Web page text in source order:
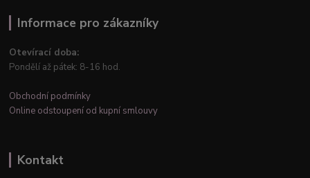
Informace pro zákazníky
Otevírací doba:
Pondělí až pátek: 8-16 hod.
Obchodní podmínky
Online odstoupení od kupní smlouvy
Kontakt